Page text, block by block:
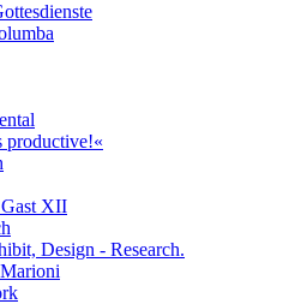
productive!«
Gast XII
Design - Research.